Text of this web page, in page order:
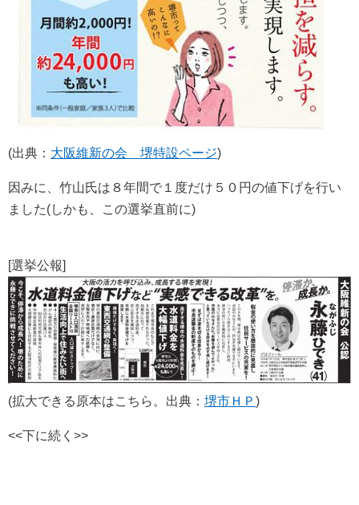
(出典： 大阪維新の会 堺特設ページ)
因みに、竹山氏は８年間で１度だけ５０円の値下げを行い
ました(しかも、この選挙直前に)
[選挙公報]
(拡大できる原本はこちら。出典： 堺市ＨＰ )
<<下に続く>>